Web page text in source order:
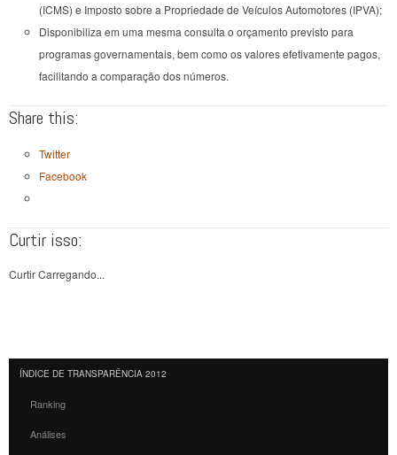
(ICMS) e Imposto sobre a Propriedade de Veículos Automotores (IPVA);
Disponibiliza em uma mesma consulta o orçamento previsto para
programas governamentais, bem como os valores efetivamente pagos,
facilitando a comparação dos números.
Share this:
Twitter
Facebook
Curtir isso:
CurtirCarregando...
ÍNDICE DE TRANSPARÊNCIA 2012
Ranking
Análises